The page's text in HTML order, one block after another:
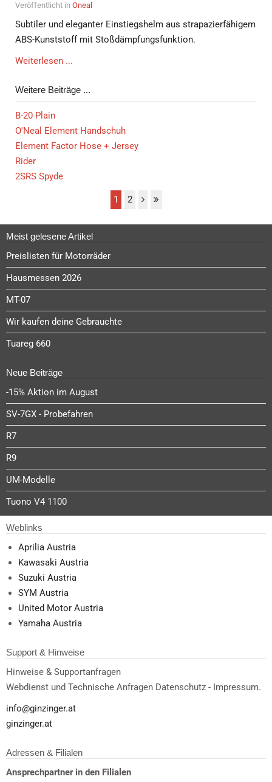
Veröffentlicht in Oneal
Subtiler und eleganter Einstiegshelm aus strapazierfähigem
ABS-Kunststoff mit Stoßdämpfungsfunktion.
Weiterlesen ...
Weitere Beiträge ...
B-20 Plain
O'Neal Element Handschuh
Element Factor Hose + Jersey
Rider
2SRS Spyde
1 2
Meist gelesene Artikel
Preislisten für Motorräder
Hausmessen 2026
MT-07
Wir kaufen deine Gebrauchte
Tuareg 660
Neue Beiträge
-15% Aktion im August
SV-7GX - Probefahren
R7
R9
UM-Modelle
Tuono V4 1100
Weblinks
Aprilia Austria
Kawasaki Austria
Suzuki Austria
SYM Austria
United Motor Austria
Yamaha Austria
Support & Hinweise
Hinweise & Supportanfragen
Webdienst und Technische Anfragen Datenschutz - Impressum.
info@ginzinger.at
ginzinger.at
Adressen & Filialen
Ansprechpartner in den Filialen